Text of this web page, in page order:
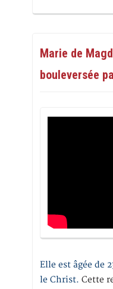
Marie de
bouleversée
Elle est âgée de
le Christ. Cette